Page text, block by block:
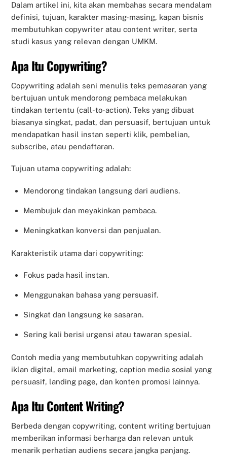
Dalam artikel ini, kita akan membahas secara mendalam
definisi, tujuan, karakter masing-masing, kapan bisnis
membutuhkan copywriter atau content writer, serta
studi kasus yang relevan dengan UMKM.
Apa Itu Copywriting?
Copywriting adalah seni menulis teks pemasaran yang
bertujuan untuk mendorong pembaca melakukan
tindakan tertentu (call-to-action). Teks yang dibuat
biasanya singkat, padat, dan persuasif, bertujuan untuk
mendapatkan hasil instan seperti klik, pembelian,
subscribe, atau pendaftaran.
Tujuan utama copywriting adalah:
Mendorong tindakan langsung dari audiens.
Membujuk dan meyakinkan pembaca.
Meningkatkan konversi dan penjualan.
Karakteristik utama dari copywriting:
Fokus pada hasil instan.
Menggunakan bahasa yang persuasif.
Singkat dan langsung ke sasaran.
Sering kali berisi urgensi atau tawaran spesial.
Contoh media yang membutuhkan copywriting adalah
iklan digital, email marketing, caption media sosial yang
persuasif, landing page, dan konten promosi lainnya.
Apa Itu Content Writing?
Berbeda dengan copywriting, content writing bertujuan
memberikan informasi berharga dan relevan untuk
menarik perhatian audiens secara jangka panjang.